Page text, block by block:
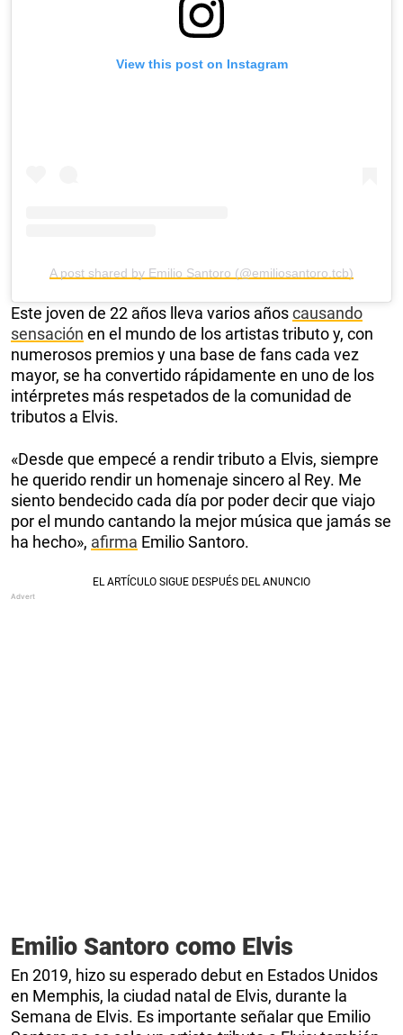
View this post on Instagram
A post shared by Emilio Santoro (@emiliosantoro.tcb)
Este joven de 22 años lleva varios añoscausando
sensación en el mundo de los artistas tributo y, con
numerosos premios y una base de fans cada vez
mayor, se ha convertido rápidamente en uno de los
intérpretes más respetados de la comunidad de
tributos a Elvis.
«Desde que empecé a rendir tributo a Elvis, siempre
he querido rendir un homenaje sincero al Rey. Me
siento bendecido cada día por poder decir que viajo
por el mundo cantando la mejor música que jamás se
ha hecho», afirma Emilio Santoro.
Emilio Santoro como Elvis
En 2019, hizo su esperado debut en Estados Unidos
en Memphis, la ciudad natal de Elvis, durante la
Semana de Elvis. Es importante señalar que Emilio